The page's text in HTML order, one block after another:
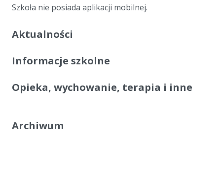
Szkoła nie posiada aplikacji mobilnej.
Aktualności
Informacje szkolne
Opieka, wychowanie, terapia i inne
Archiwum